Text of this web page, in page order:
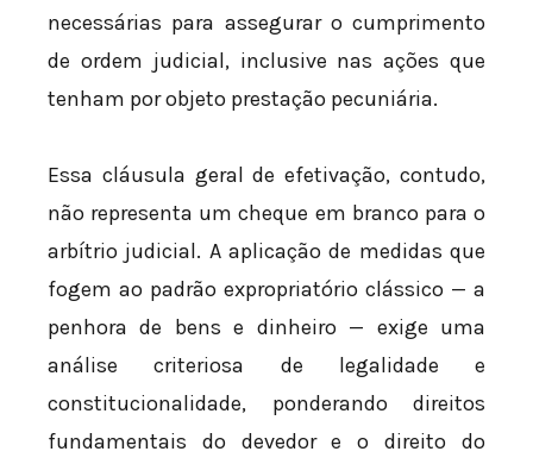
necessárias para assegurar o cumprimento
de ordem judicial, inclusive nas ações que
tenham por objeto prestação pecuniária.
Essa cláusula geral de efetivação, contudo,
não representa um cheque em branco para o
arbítrio judicial. A aplicação de medidas que
fogem ao padrão expropriatório clássico — a
penhora de bens e dinheiro — exige uma
análise criteriosa de legalidade e
constitucionalidade, ponderando direitos
fundamentais do devedor e o direito do